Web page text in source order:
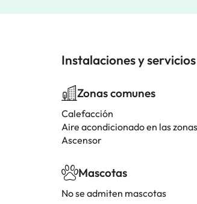
Instalaciones y servicios
Zonas comunes
Calefacción
Aire acondicionado en las
Ascensor
Mascotas
No se admiten mascotas